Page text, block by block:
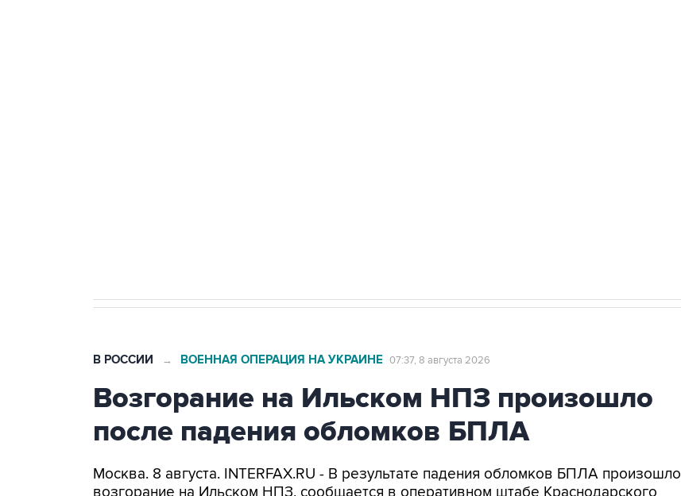
В РОССИИ → ВОЕННАЯ ОПЕРАЦИЯ НА УКРАИНЕ 07:37, 8 августа 2026
Возгорание на Ильском НПЗ произошло
после падения обломков БПЛА
Москва. 8 августа. INTERFAX.RU - В результате падения обломков БПЛА произошло